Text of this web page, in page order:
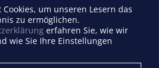
relevantem Content fördert das
innerhalb der Retail-Community.
praktische Alltagstipps – iXtenso
für den Handel zugänglich.
um unseren Lesern das
zu ermöglichen.
erfahren Sie, wie wir
wie Sie Ihre Einstellungen